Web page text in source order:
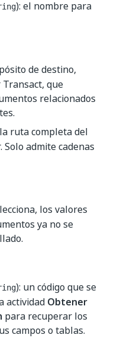
): el nombre para
de destino,
que
relacionados
ruta completa del
Solo admite cadenas
los valores
ya no se
): un código que se
actividad Obtener
para recuperar los
campos o tablas.